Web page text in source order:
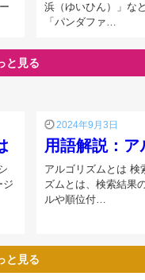
浜（ゆいひん）」な
「パンダファ…
と見る
ジ
2024年9月3日
用語解説：ア
アルゴリズムとは 検
ズムとは、検索結果
ルや順位付…
と見る